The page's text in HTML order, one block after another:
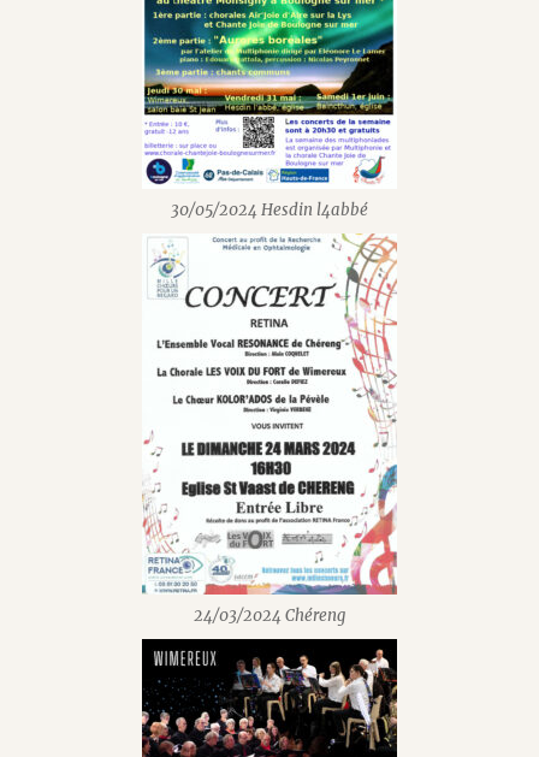
30/05/2024 Hesdin l4abbé
24/03/2024 Chéreng